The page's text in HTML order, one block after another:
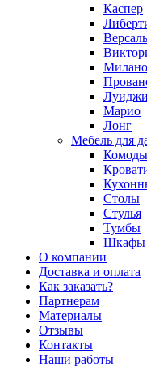
Каспер
Версаль
Милано
Луиджи
Марио
Лонг
Мебель для
Комоды
Столы
Стулья
Тумбы
Шкафы
О компании
Доставка и оплата
Как заказать?
Партнерам
Материалы
Отзывы
Контакты
Наши работы